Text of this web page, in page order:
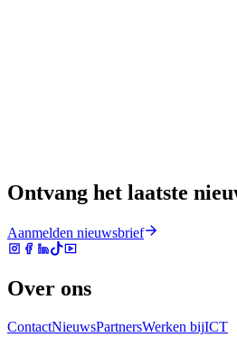
Ontvang het laatste
Aanmelden nieuwsbrief
Over ons
ContactNieuwsPartnersWerken bijICT